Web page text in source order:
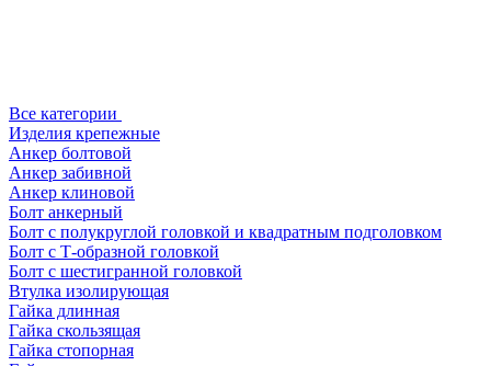
Все категории
Изделия крепежные
Анкер болтовой
Анкер забивной
Анкер клиновой
Болт анкерный
Болт с полукруглой головкой и квадратным подголовком
Болт с Т-образной головкой
Болт с шестигранной головкой
Втулка изолирующая
Гайка длинная
Гайка скользящая
Гайка стопорная